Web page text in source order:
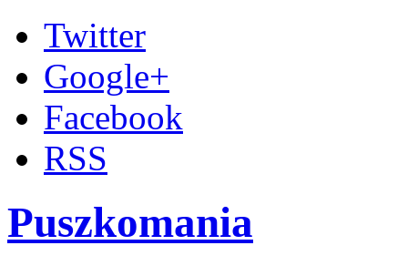
Twitter
Google+
Facebook
RSS
Puszkomania